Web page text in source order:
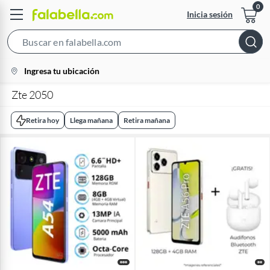
Inicia sesión
Bar
location-
icon
Ingresa tu ubicación
Zte 2050
Retira hoy Llega mañana Retira mañana